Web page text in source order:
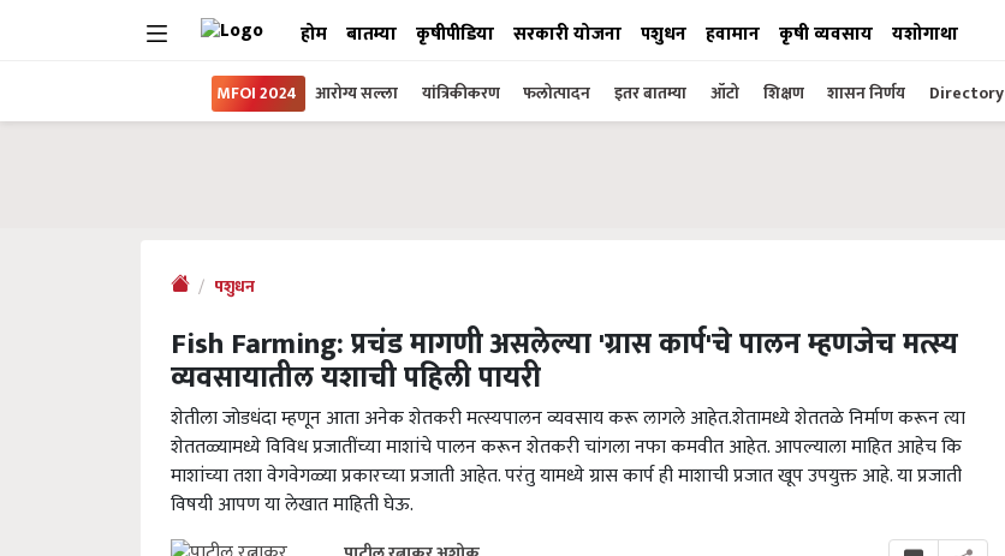
होम बातम्या कृषीपीडिया सरकारी योजना पशुधन हवामान कृषी व्यवसाय यशोगाथा
MFOI 2024 आरोग्य सल्ला यांत्रिकीकरण फलोत्पादन इतर बातम्या ऑटो शिक्षण शासन निर्णय Directory
पशुधन
Fish Farming: प्रचंड मागणी असलेल्या 'ग्रास कार्प'चे पालन म्हणजेच मत्स्य
व्यवसायातील यशाची पहिली पायरी
शेतीला जोडधंदा म्हणून आता अनेक शेतकरी मत्स्यपालन व्यवसाय करू लागले आहेत.शेतामध्ये शेततळे निर्माण करून त्या
शेततळ्यामध्ये विविध प्रजातींच्या माशांचे पालन करून शेतकरी चांगला नफा कमवीत आहेत. आपल्याला माहित आहेच कि
माशांच्या तशा वेगवेगळ्या प्रकारच्या प्रजाती आहेत. परंतु यामध्ये ग्रास कार्प ही माशाची प्रजात खूप उपयुक्त आहे. या प्रजाती
विषयी आपण या लेखात माहिती घेऊ.